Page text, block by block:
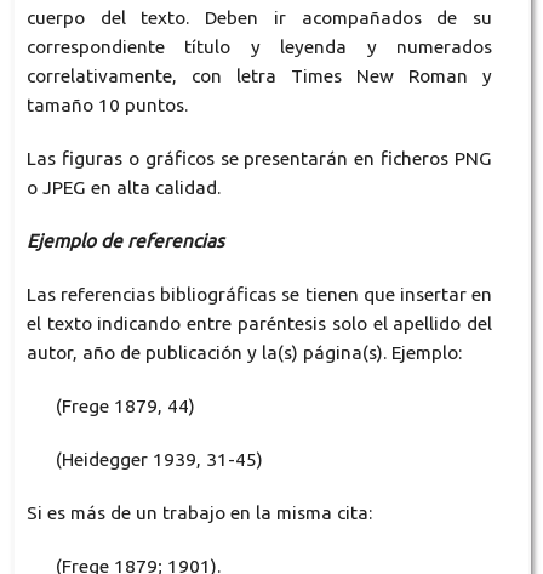
cuerpo del texto. Deben ir acompañados de su
correspondiente título y leyenda y numerados
correlativamente, con letra Times New Roman y
tamaño 10 puntos.
Las figuras o gráficos se presentarán en ficheros PNG
o JPEG en alta calidad.
Ejemplo de referencias
Las referencias bibliográficas se tienen que insertar en
el texto indicando entre paréntesis solo el apellido del
autor, año de publicación y la(s) página(s). Ejemplo:
(Frege 1879, 44)
(Heidegger 1939, 31-45)
Si es más de un trabajo en la misma cita:
(Frege 1879; 1901).